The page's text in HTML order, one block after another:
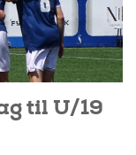
til U/19